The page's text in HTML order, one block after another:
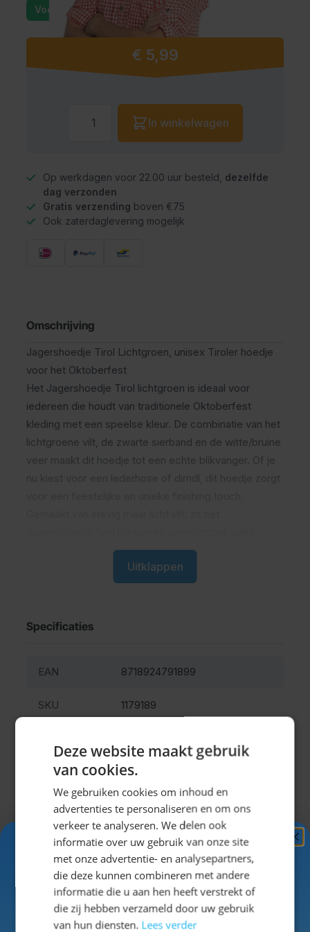
Voorraad: 25+
€ 5,99
In winkelwagen
Op werkdagen voor 22.00 uur besteld, dezelfde
dag verzonden
Gratis verzending boven €75
Ook zaterdaglevering mogelijk
Omschrijving
Jagershoedje Tirol Lichtgroen, unisex Tiroler hoedje
voor het Oktoberfest
Het Jagershoedje Tirol lichtgroen is ideaal voor
iedereen die houdt van traditionele Oktoberfest
kleding met een speelse kleur. De combinatie van het
lichtgroene vilt, de zwarte sierband en de witte/bruine
veer maakt dit hoedje tot een echte blikvanger. Of je
tijdens lange feestavonden. Dankzij de vaste vorm
blijft het goed zitten, of je nu danst, zingt of proost
met een grote pul bier. De kwaliteit en afwerking
naar het Oktoberfest of andere themafeesten.
blouse en maak je outfit compleet. Met dit unisex
bierfeest, prost!
Uitklappen
Specificaties
EAN 8718924791899
SKU 1179189
Wasbaar nee
Kleur groen
Materiaal Polyester
Uitklappen
Deze website maakt gebruik
van cookies.
We gebruiken cookies om inhoud en
advertenties te personaliseren en om ons
verkeer te analyseren. We delen ook
informatie over uw gebruik van onze site
met onze advertentie- en analysepartners,
die deze kunnen combineren met andere
informatie die u aan hen heeft verstrekt of
die zij hebben verzameld door uw gebruik
van hun diensten. Lees verder
Ontvang5%
KORTING!
Schrijf je nuin voor de nieuwsbrief en ontvang toegang
tot exclusieve kortingen!